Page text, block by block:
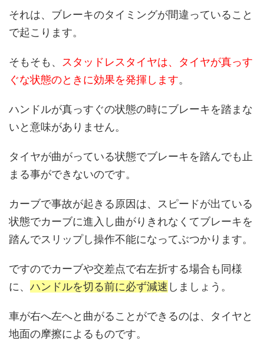
それは、ブレーキのタイミングが間違っていること
で起こります。
そもそも、 スタッドレスタイヤは、タイヤが真っす
ぐな状態のときに効果を発揮します。
ハンドルが真っすぐの状態の時にブレーキを踏まな
いと意味がありません。
タイヤが曲がっている状態でブレーキを踏んでも止
まる事ができないのです。
カーブで事故が起きる原因は、スピードが出ている
状態でカーブに進入し曲がりきれなくてブレーキを
踏んでスリップし操作不能になってぶつかります。
ですのでカーブや交差点で右左折する場合も同様
に、 ハンドルを切る前に必ず減速 しましょう。
車が右へ左へと曲がることができるのは、タイヤと
地面の摩擦によるものです。